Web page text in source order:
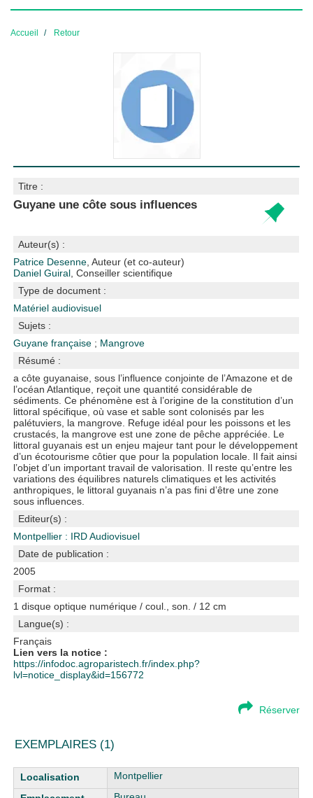
Accueil Retour
Titre :
Guyane une côte sous influences
Auteur(s) :
Patrice Desenne , Auteur (et co-auteur)
Daniel Guiral , Conseiller scientifique
Type de document :
Matériel audiovisuel
Sujets :
Guyane française ; Mangrove
Résumé :
a côte guyanaise, sous l’influence conjointe de l’Amazone et de
l’océan Atlantique, reçoit une quantité considérable de
sédiments. Ce phénomène est à l’origine de la constitution d’un
littoral spécifique, où vase et sable sont colonisés par les
palétuviers, la mangrove. Refuge idéal pour les poissons et les
crustacés, la mangrove est une zone de pêche appréciée. Le
littoral guyanais est un enjeu majeur tant pour le développement
d’un écotourisme côtier que pour la population locale. Il fait ainsi
l’objet d’un important travail de valorisation. Il reste qu’entre les
variations des équilibres naturels climatiques et les activités
anthropiques, le littoral guyanais n’a pas fini d’être une zone
sous influences.
Editeur(s) :
Montpellier : IRD Audiovisuel
Date de publication :
2005
Format :
1 disque optique numérique / coul., son. / 12 cm
Langue(s) :
Français
Lien vers la notice :
https://infodoc.agroparistech.fr/index.php?
lvl=notice_display&id=156772
Réserver
EXEMPLAIRES (1)
Liste des exemplaires
Montpellier